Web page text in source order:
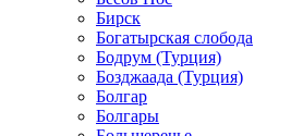
Бирск
Богатырская слобода
Бодрум (Турция)
Бозджаада (Турция)
Болгар
Болгары